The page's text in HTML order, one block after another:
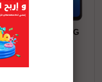
VIVO Y31 8/256 5G